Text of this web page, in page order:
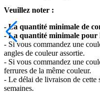
Veuillez noter :
- La quantité minimale de
- La quantité minimale pour
- Si vous commandez une
angles de couleur assortie.
- Si vous commandez une
ferrures de la même couleur.
- Le délai de livraison de cette
semaines.